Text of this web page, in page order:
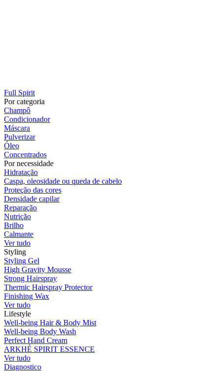
Full Spirit
Por categoria
Champô
Condicionador
Máscara
Pulverizar
Óleo
Concentrados
Por necessidade
Hidratação
Caspa, oleosidade ou queda de cabelo
Proteção das cores
Densidade capilar
Reparação
Nutrição
Brilho
Calmante
Ver tudo
Styling
Styling Gel
High Gravity Mousse
Strong Hairspray
Thermic Hairspray Protector
Finishing Wax
Ver tudo
Lifestyle
Well-being Hair & Body Mist
Well-being Body Wash
Perfect Hand Cream
ARKHÉ SPIRIT ESSENCE
Ver tudo
Diagnostico